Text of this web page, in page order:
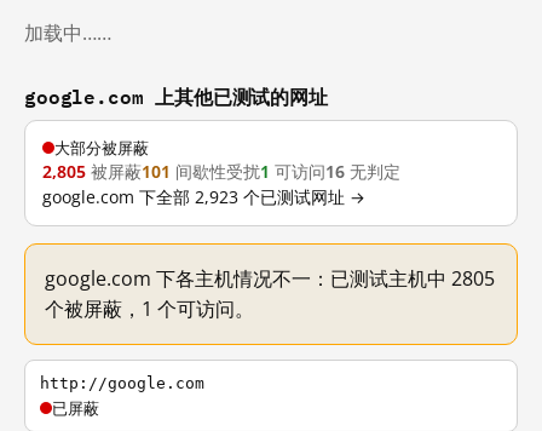
加载中……
google.com 上其他已测试的网址
大部分被屏蔽
2,805 被屏蔽101 间歇性受扰1 可访问16 无判定
google.com 下全部 2,923 个已测试网址 →
google.com 下各主机情况不一：已测试主机中 2805
个被屏蔽，1 个可访问。
http://google.com
已屏蔽